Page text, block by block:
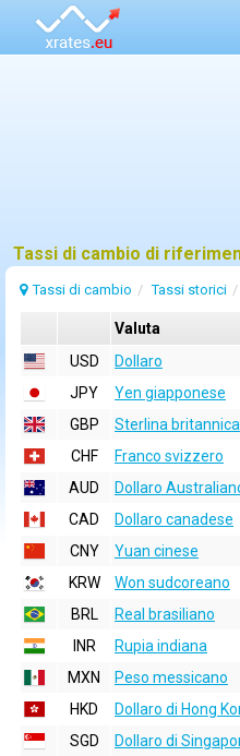
Tassi di cambio Tassi storici
Valuta
USD
Dollaro
JPY
Yen giapponese
GBP
Sterlina britannica
CHF
Franco svizzero
AUD
Dollaro
CAD
Dollaro canadese
CNY
Yuan cinese
KRW
Won sudcoreano
BRL
Real brasiliano
INR
Rupia indiana
MXN
Peso messicano
HKD
Dollaro di Hong
SGD
Dollaro di